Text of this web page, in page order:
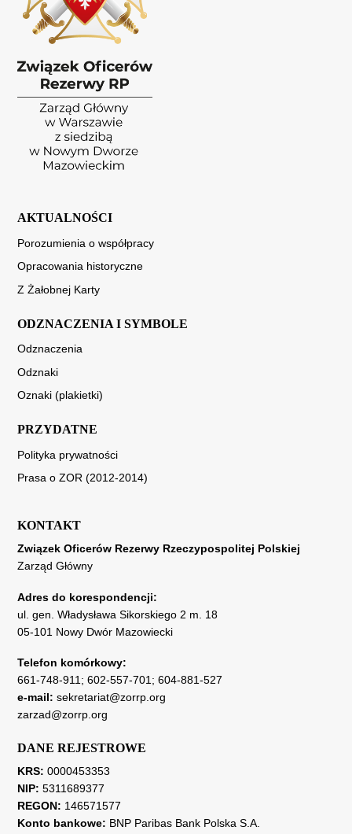
AKTUALNOŚCI
Porozumienia o współpracy
Opracowania historyczne
Z Żałobnej Karty
ODZNACZENIA I SYMBOLE
Odznaczenia
Odznaki
Oznaki (plakietki)
PRZYDATNE
Polityka prywatności
Prasa o ZOR (2012-2014)
KONTAKT
Związek Oficerów Rezerwy Rzeczypospolitej Polskiej
Zarząd Główny
Adres do korespondencji:
ul. gen. Władysława Sikorskiego 2 m. 18
05-101 Nowy Dwór Mazowiecki
Telefon komórkowy:
661-748-911; 602-557-701; 604-881-527
e-mail: sekretariat@zorrp.org
zarzad@zorrp.org
DANE REJESTROWE
KRS: 0000453353
NIP: 5311689377
REGON: 146571577
Konto bankowe: BNP Paribas Bank Polska S.A.